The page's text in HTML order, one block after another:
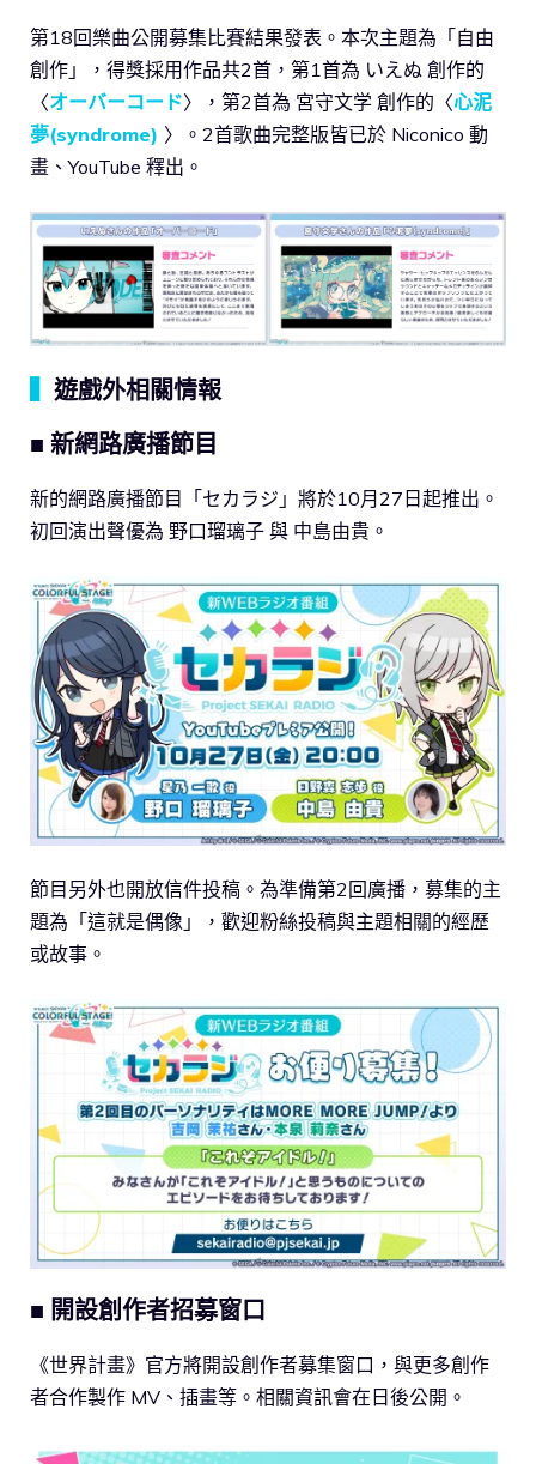
第18回樂曲公開募集比賽結果發表。本次主題為「自由
創作」，得獎採用作品共2首，第1首為 いえぬ 創作的
〈オーバーコード〉，第2首為 宮守文学 創作的〈心泥
夢(syndrome) 〉。2首歌曲完整版皆已於 Niconico 動
畫、YouTube 釋出。
遊戲外相關情報
■ 新網路廣播節目
新的網路廣播節目「セカラジ」將於10月27日起推出。
初回演出聲優為 野口瑠璃子 與 中島由貴。
節目另外也開放信件投稿。為準備第2回廣播，募集的主
題為「這就是偶像」，歡迎粉絲投稿與主題相關的經歷
或故事。
■ 開設創作者招募窗口
《世界計畫》官方將開設創作者募集窗口，與更多創作
者合作製作 MV、插畫等。相關資訊會在日後公開。